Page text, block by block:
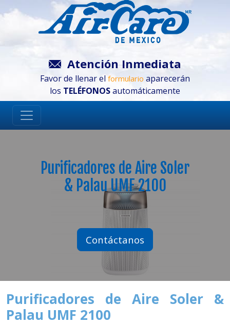
Atención Inmediata
Favor de llenar el formulario aparecerán
los TELÉFONOSautomáticamente
Purificadores de Aire Soler
& Palau UMF 2100
Contáctanos
Purificadores de Aire Soler &
Palau UMF 2100